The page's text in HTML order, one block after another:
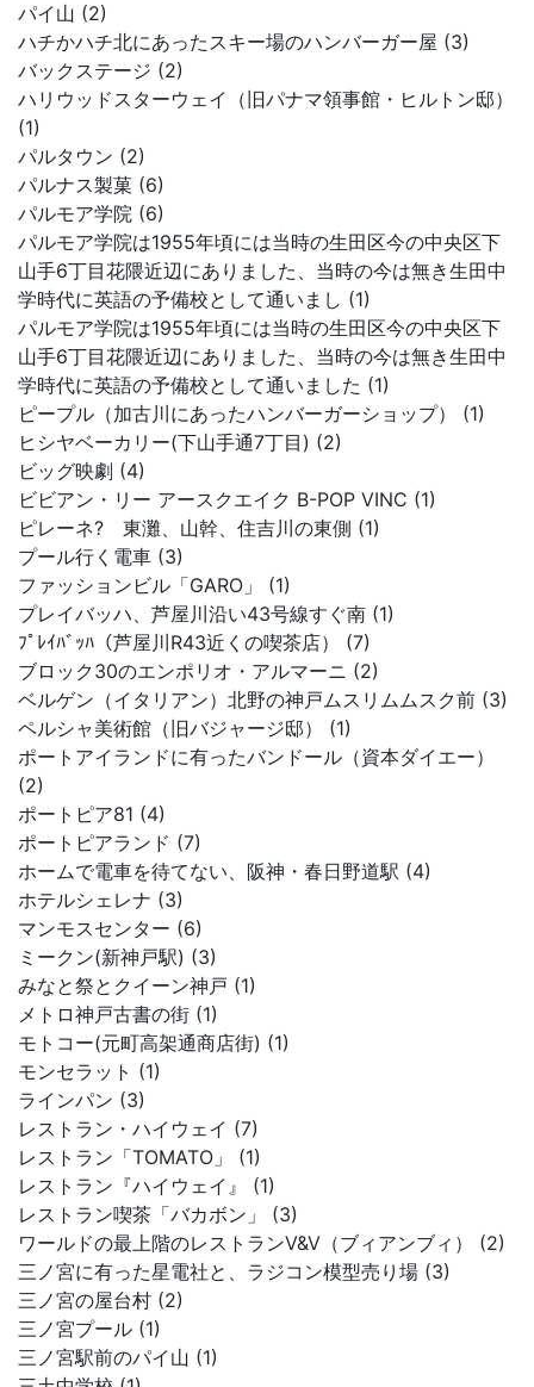
パイ山 (2)
ハチかハチ北にあったスキー場のハンバーガー屋 (3)
バックステージ (2)
ハリウッドスターウェイ（旧パナマ領事館・ヒルトン邸）
(1)
パルタウン (2)
パルナス製菓 (6)
パルモア学院 (6)
パルモア学院は1955年頃には当時の生田区今の中央区下
山手6丁目花隈近辺にありました、当時の今は無き生田中
学時代に英語の予備校として通いまし (1)
パルモア学院は1955年頃には当時の生田区今の中央区下
山手6丁目花隈近辺にありました、当時の今は無き生田中
学時代に英語の予備校として通いました (1)
ピープル（加古川にあったハンバーガーショップ） (1)
ヒシヤベーカリー(下山手通7丁目) (2)
ビッグ映劇 (4)
ビビアン・リー アースクエイク B-POP VINC (1)
ピレーネ? 東灘、山幹、住吉川の東側 (1)
プール行く電車 (3)
ファッションビル「GARO」 (1)
プレイバッハ、芦屋川沿い43号線すぐ南 (1)
ﾌﾟﾚｲﾊﾞｯﾊ（芦屋川R43近くの喫茶店） (7)
ブロック30のエンポリオ・アルマーニ (2)
ベルゲン（イタリアン）北野の神戸ムスリムムスク前 (3)
ペルシャ美術館（旧バジャージ邸） (1)
ポートアイランドに有ったバンドール（資本ダイエー）
(2)
ポートピア81 (4)
ポートピアランド (7)
ホームで電車を待てない、阪神・春日野道駅 (4)
ホテルシェレナ (3)
マンモスセンター (6)
ミークン(新神戸駅) (3)
みなと祭とクイーン神戸 (1)
メトロ神戸古書の街 (1)
モトコー(元町高架通商店街) (1)
モンセラット (1)
ラインパン (3)
レストラン・ハイウェイ (7)
レストラン「TOMATO」 (1)
レストラン『ハイウェイ』 (1)
レストラン喫茶「バカボン」 (3)
ワールドの最上階のレストランV&V（ブィアンブィ） (2)
三ノ宮に有った星電社と、ラジコン模型売り場 (3)
三ノ宮の屋台村 (2)
三ノ宮プール (1)
三ノ宮駅前のパイ山 (1)